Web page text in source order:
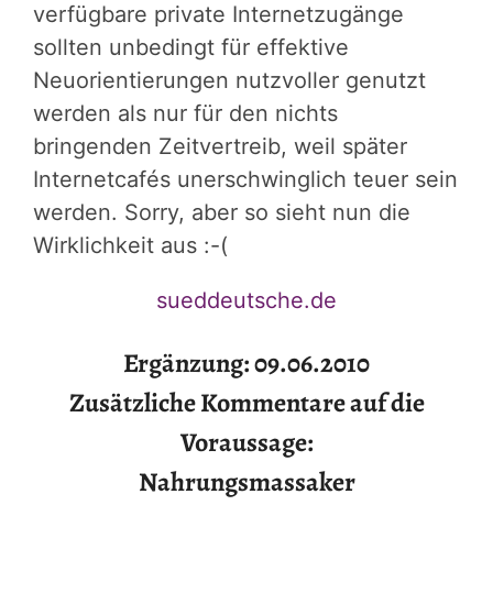
verfügbare private Internetzugänge
sollten unbedingt für effektive
Neuorientierungen nutzvoller genutzt
werden als nur für den nichts
bringenden Zeitvertreib, weil später
Internetcafés unerschwinglich teuer sein
werden. Sorry, aber so sieht nun die
Wirklichkeit aus :-(
sueddeutsche.de
Ergänzung: 09.06.2010
Zusätzliche Kommentare auf die
Voraussage:
Nahrungsmassaker